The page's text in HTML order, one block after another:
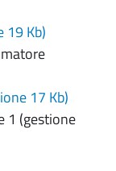
19 Kb)
17 Kb)
1 (gestione